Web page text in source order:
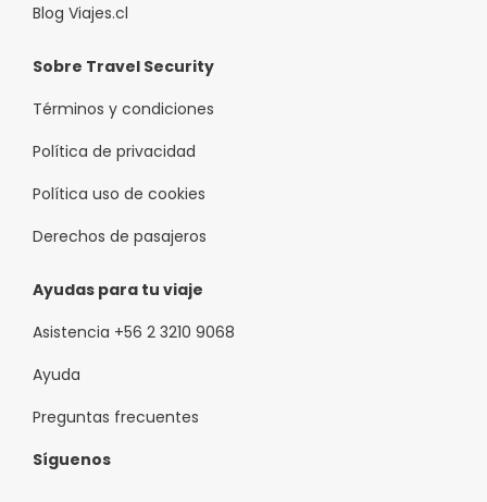
Blog Viajes.cl
Sobre Travel Security
Términos y condiciones
Política de privacidad
Política uso de cookies
Derechos de pasajeros
Ayudas para tu viaje
Asistencia +56 2 3210 9068
Ayuda
Preguntas frecuentes
Síguenos